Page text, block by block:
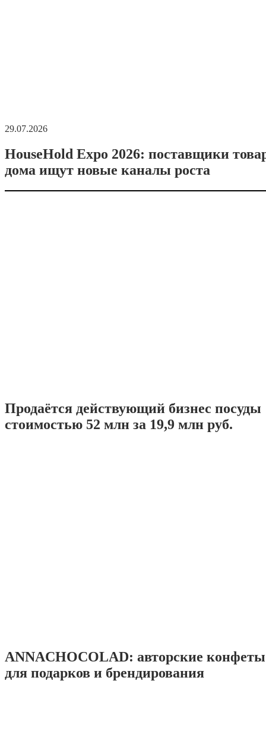
29.07.2026
HouseHold Expo 2026: поставщики
дома ищут новые каналы роста
Продаётся действующий бизнес посуды
стоимостью 52 млн за 19,9 млн руб.
ANNACHOCOLAD: авторские
для подарков и брендирования